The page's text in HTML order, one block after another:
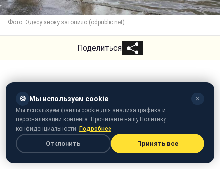
Фото: Одесу знову затопило (odpublic.net)
Поделиться
🍪 Мы используем cookie ✕
Мы используем файлы cookie для анализа трафика и
персонализации контента. Прочитайте нашу Политику
конфиденциальности. Подробнее
Отклонить Принять все